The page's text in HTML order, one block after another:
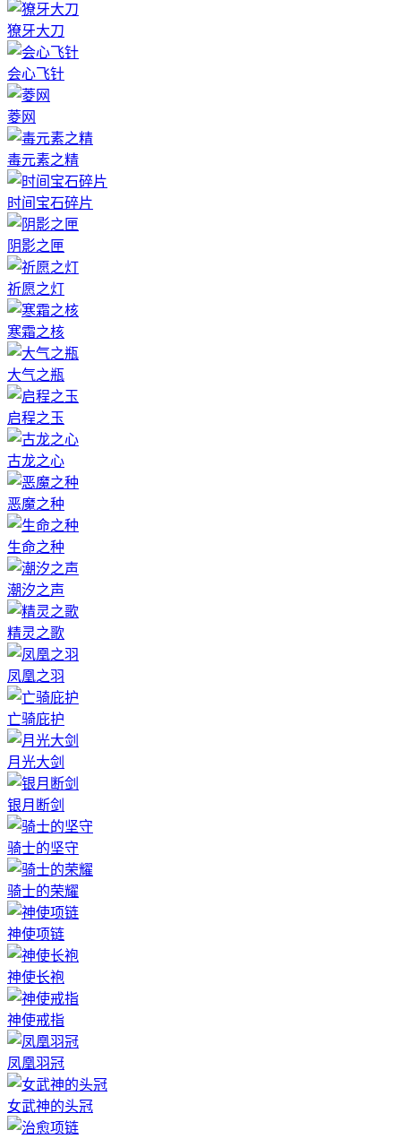
獠牙大刀
会心飞针
菱网
毒元素之精
时间宝石碎片
阴影之匣
祈愿之灯
寒霜之核
大气之瓶
启程之玉
古龙之心
恶魔之种
生命之种
潮汐之声
精灵之歌
凤凰之羽
亡骑庇护
月光大剑
银月断剑
骑士的坚守
骑士的荣耀
神使项链
神使长袍
神使戒指
凤凰羽冠
女武神的头冠